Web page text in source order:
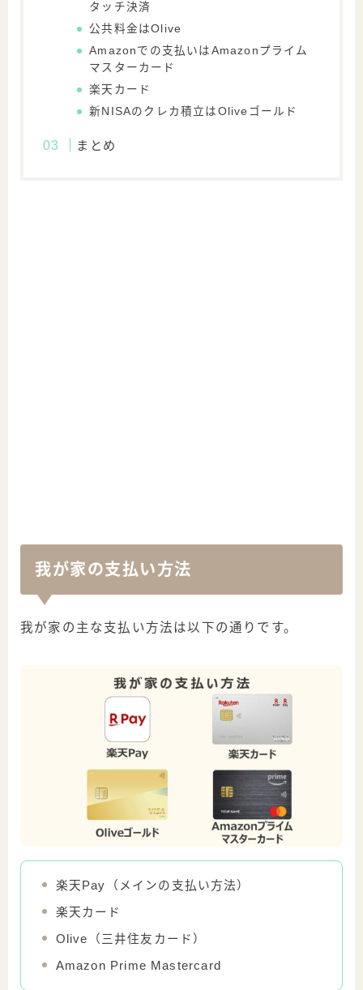
タッチ決済
公共料金はOlive
Amazonでの支払いはAmazonプライム
マスターカード
楽天カード
新NISAのクレカ積立はOliveゴールド
まとめ
我が家の支払い方法
我が家の主な支払い方法は以下の通りです。
楽天Pay（メインの支払い方法）
楽天カード
Olive（三井住友カード）
Amazon Prime Mastercard